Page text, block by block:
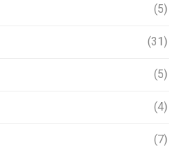
(5)
(31)
(5)
(4)
(7)